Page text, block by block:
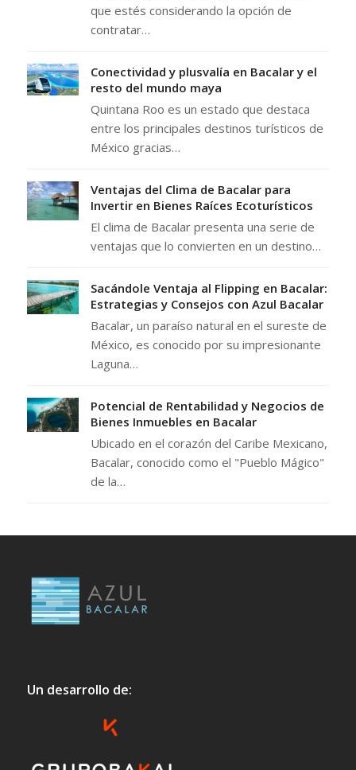
que estés considerando la opción de
contratar…
Conectividad y plusvalía en Bacalar y el
resto del mundo maya
Quintana Roo es un estado que destaca
entre los principales destinos turísticos de
México gracias…
Ventajas del Clima de Bacalar para
Invertir en Bienes Raíces Ecoturísticos
El clima de Bacalar presenta una serie de
ventajas que lo convierten en un destino…
Sacándole Ventaja al Flipping en Bacalar:
Estrategias y Consejos con Azul Bacalar
Bacalar, un paraíso natural en el sureste de
México, es conocido por su impresionante
Laguna…
Potencial de Rentabilidad y Negocios de
Bienes Inmuebles en Bacalar
Ubicado en el corazón del Caribe Mexicano,
Bacalar, conocido como el "Pueblo Mágico"
de la…
Un desarrollo de: